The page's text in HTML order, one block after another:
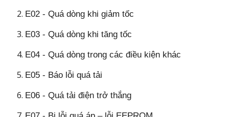
E02 - Quá dòng khi giảm tốc
E03 - Quá dòng khi tăng tốc
E04 - Quá dòng trong các điều kiện khác
E05 - Báo lỗi quá tải
E06 - Quá tải điện trở thắng